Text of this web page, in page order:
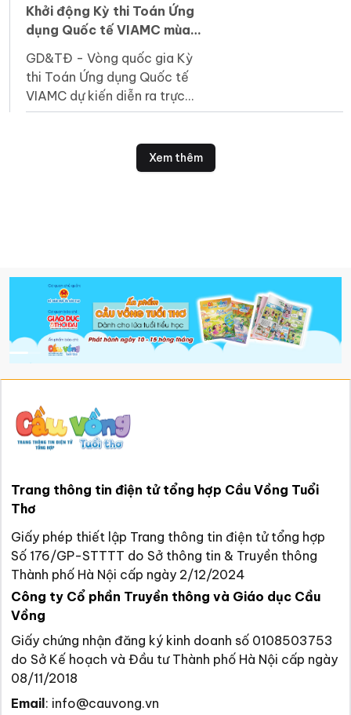
tiểu học.
Khởi động Kỳ thi Toán Ứng
dụng Quốc tế VIAMC mùa
giải 2026–2027
GD&TĐ - Vòng quốc gia Kỳ
thi Toán Ứng dụng Quốc tế
VIAMC dự kiến diễn ra trực
tiếp ngày 29/11/2026 tại 8
Xem thêm
Trang thông tin điện tử tổng hợp Cầu Vồng Tuổi
Thơ
Giấy phép thiết lập Trang thông tin điện tử tổng hợp
Số 176/GP-STTTT do Sở thông tin & Truyền thông
Thành phố Hà Nội cấp ngày 2/12/2024
Công ty Cổ phần Truyền thông và Giáo dục Cầu
Vồng
Giấy chứng nhận đăng ký kinh doanh số 0108503753
do Sở Kế hoạch và Đầu tư Thành phố Hà Nội cấp ngày
08/11/2018
Email : info@cauvong.vn